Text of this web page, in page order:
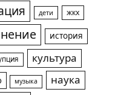
дети жкх
история
культура
музыка
наука